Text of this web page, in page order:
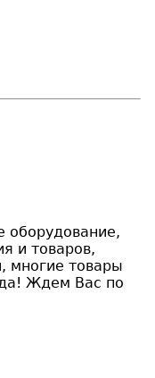
оборудование,
и товаров,
многие товары
Ждем Вас по